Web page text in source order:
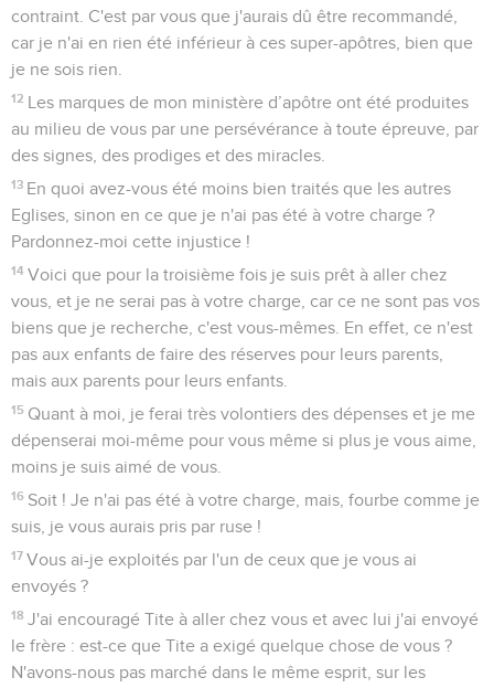
contraint. C'est par vous que j'aurais dû être recommandé,
car je n'ai en rien été inférieur à ces super-apôtres, bien que
je ne sois rien.
12 Les marques de mon ministère d’apôtre ont été produites
au milieu de vous par une persévérance à toute épreuve, par
des signes, des prodiges et des miracles.
13 En quoi avez-vous été moins bien traités que les autres
Eglises, sinon en ce que je n'ai pas été à votre charge ?
Pardonnez-moi cette injustice !
14 Voici que pour la troisième fois je suis prêt à aller chez
vous, et je ne serai pas à votre charge, car ce ne sont pas vos
biens que je recherche, c'est vous-mêmes. En effet, ce n'est
pas aux enfants de faire des réserves pour leurs parents,
mais aux parents pour leurs enfants.
15 Quant à moi, je ferai très volontiers des dépenses et je me
dépenserai moi-même pour vous même si plus je vous aime,
moins je suis aimé de vous.
16 Soit ! Je n'ai pas été à votre charge, mais, fourbe comme je
suis, je vous aurais pris par ruse !
17 Vous ai-je exploités par l'un de ceux que je vous ai
envoyés ?
18 J'ai encouragé Tite à aller chez vous et avec lui j'ai envoyé
le frère : est-ce que Tite a exigé quelque chose de vous ?
N'avons-nous pas marché dans le même esprit, sur les